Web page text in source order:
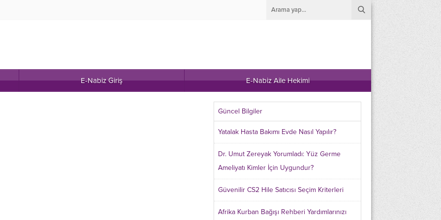
E-Nabiz Giriş E-Nabiz Aile Hekimi
Güncel Bilgiler
Yatalak Hasta Bakımı Evde Nasıl Yapılır?
Dr. Umut Zereyak Yorumladı: Yüz Germe
Ameliyatı Kimler İçin Uygundur?
Güvenilir CS2 Hile Satıcısı Seçim Kriterleri
Afrika Kurban Bağışı Rehberi Yardımlarınızı